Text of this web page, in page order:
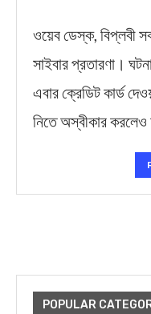
ওয়েব ডেস্ক, বিপ্লবী
সাইবার প্রতারণা।
এবার ক্রেডিট কার্ড
নিতে অস্বীকার
POPULAR